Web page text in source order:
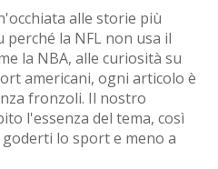
alle storie più
la NFL non usa il
la NBA, alle curiosità su
americani, ogni articolo è
fronzoli. Il nostro
l'essenza del tema, così
lo sport e meno a